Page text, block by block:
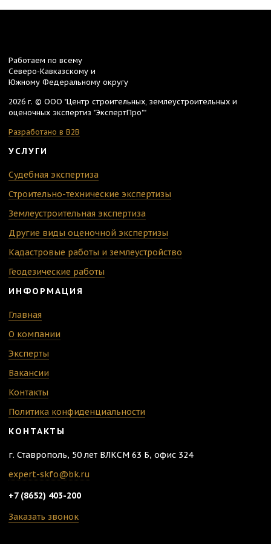
Работаем по всему
Северо-Кавказскому и
Южному Федеральному округу
2026 г. © ООО "Центр строительных, землеустроительных и
оценочных экспертиз "ЭкспертПро""
Разработано в B2B
УСЛУГИ
Судебная экспертиза
Строительно-технические экспертизы
Землеустроительная экспертиза
Другие виды оценочной экспертизы
Кадастровые работы и землеустройство
Геодезические работы
ИНФОРМАЦИЯ
Главная
О компании
Эксперты
Вакансии
Контакты
Политика конфиденциальности
КОНТАКТЫ
г. Ставрополь, 50 лет ВЛКСМ 63 Б, офис 324
expert-skfo@bk.ru
+7 (8652) 403-200
Заказать звонок